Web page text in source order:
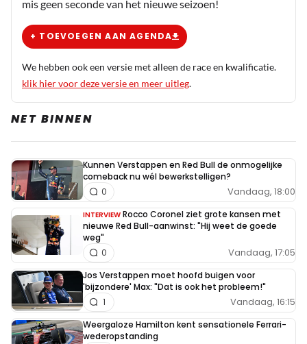
mis geen seconde van het nieuwe seizoen!
+ TOEVOEGEN AAN AGENDA
We hebben ook een versie met alleen de race en kwalificatie.
klik hier voor deze versie en meer uitleg.
NET BINNEN
Kunnen Verstappen en Red Bull de onmogelijke
comeback nu wél bewerkstelligen?
Vandaag, 18:00
0
INTERVIEW Rocco Coronel ziet grote kansen met
nieuwe Red Bull-aanwinst: "Hij weet de goede
weg"
Vandaag, 17:05
0
Jos Verstappen moet hoofd buigen voor
'bijzondere' Max: "Dat is ook het probleem!"
Vandaag, 16:15
1
Weergaloze Hamilton kent sensationele Ferrari-
wederopstanding